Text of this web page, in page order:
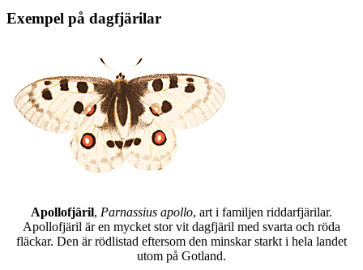
Exempel på dagfjärilar
Apollofjäril, Parnassius apollo, art i familjen riddarfjärilar.
Apollofjäril är en mycket stor vit dagfjäril med svarta och röda
fläckar. Den är rödlistad eftersom den minskar starkt i hela landet
utom på Gotland.